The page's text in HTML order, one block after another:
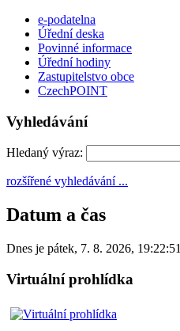
e-podatelna
Úřední deska
Povinné informace
Úřední hodiny
Zastupitelstvo obce
CzechPOINT
Vyhledávání
Hledaný výraz:
rozšířené vyhledávání ...
Datum a čas
Dnes je pátek, 7. 8. 2026, 19:22:51
Virtuální prohlídka